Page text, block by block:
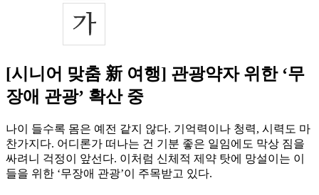
[시니어 맞춤 新 여행] 관광약자 위한 ‘무
장애 관광’ 확산 중
나이 들수록 몸은 예전 같지 않다. 기억력이나 청력, 시력도 마
찬가지다. 어디론가 떠나는 건 기분 좋은 일임에도 막상 짐을
싸려니 걱정이 앞선다. 이처럼 신체적 제약 탓에 망설이는 이
들을 위한 ‘무장애 관광’이 주목받고 있다.